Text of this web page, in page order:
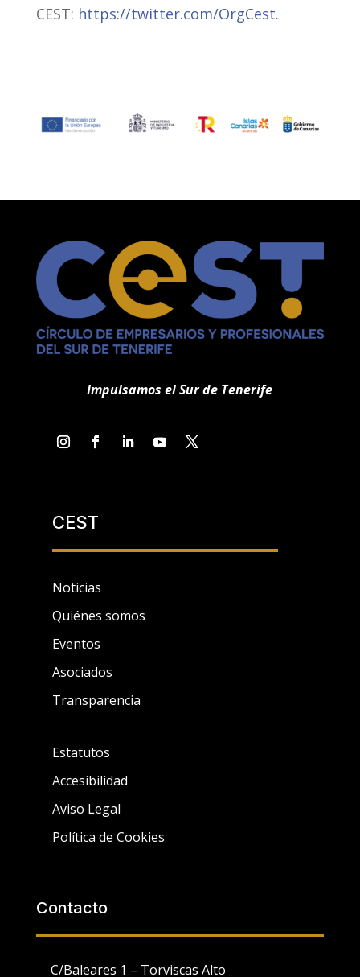
CEST: https://twitter.com/OrgCest.
Impulsamos el Sur de Tenerife
CEST
Noticias
Quiénes somos
Eventos
Asociados
Transparencia
Estatutos
Accesibilidad
Aviso Legal
Política de Cookies
Contacto
C/Baleares 1 – Torviscas Alto